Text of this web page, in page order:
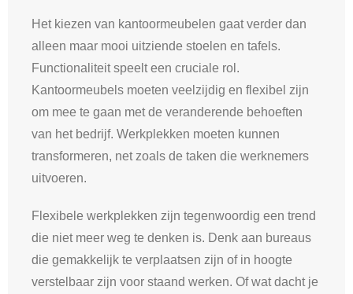
Het kiezen van kantoormeubelen gaat verder dan
alleen maar mooi uitziende stoelen en tafels.
Functionaliteit speelt een cruciale rol.
Kantoormeubels moeten veelzijdig en flexibel zijn
om mee te gaan met de veranderende behoeften
van het bedrijf. Werkplekken moeten kunnen
transformeren, net zoals de taken die werknemers
uitvoeren.
Flexibele werkplekken zijn tegenwoordig een trend
die niet meer weg te denken is. Denk aan bureaus
die gemakkelijk te verplaatsen zijn of in hoogte
verstelbaar zijn voor staand werken. Of wat dacht je